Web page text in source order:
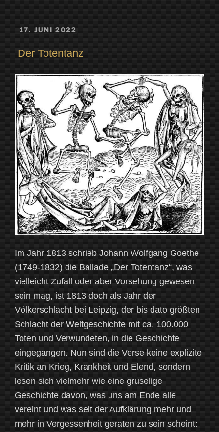
VERÖFFENTLICHT
17. JUNI 2022
Der Totentanz
Im Jahr 1813 schrieb Johann Wolfgang Goethe
(1749-1832) die Ballade „Der Totentanz“, was
vielleicht Zufall oder aber Vorsehung gewesen
sein mag, ist 1813 doch als Jahr der
Völkerschlacht bei Leipzig, der bis dato größten
Schlacht der Weltgeschichte mit ca. 100.000
Toten und Verwundeten, in die Geschichte
eingegangen. Nun sind die Verse keine explizite
Kritik an Krieg, Krankheit und Elend, sondern
lesen sich vielmehr wie eine gruselige
Geschichte davon, was uns am Ende alle
vereint und was seit der Aufklärung mehr und
mehr in Vergessenheit geraten zu sein scheint: